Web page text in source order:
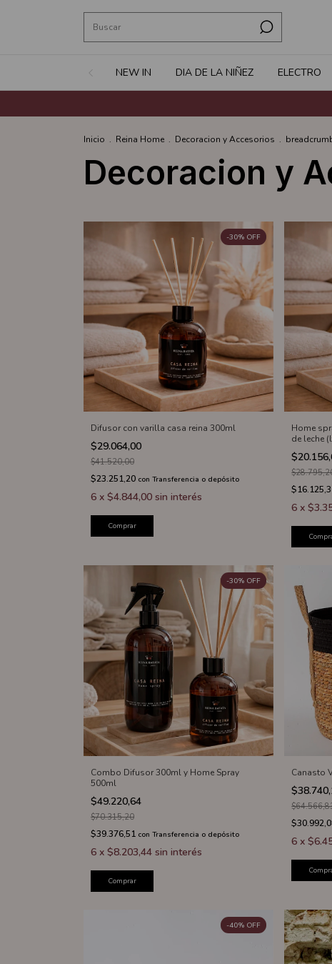
NEW IN DIA DE LA NIÑEZ ELECTRO
Inicio . Reina Home . Decoracion y Accesorios .
Decoracion y
Difusor con varilla casa reina 300ml
$29.064,00
-30% OFF
$41.520,00
$23.251,20 con Transferencia o depósito
6 x $4.844,00 sin interés
Comprar
Home
de leche
6 x
Combo Difusor 300ml y Home Spray
500ml
$49.220,64
-30% OFF
$70.315,20
$39.376,51 con Transferencia o depósito
6 x $8.203,44 sin interés
Comprar
Canasto
6 x
-40% OFF